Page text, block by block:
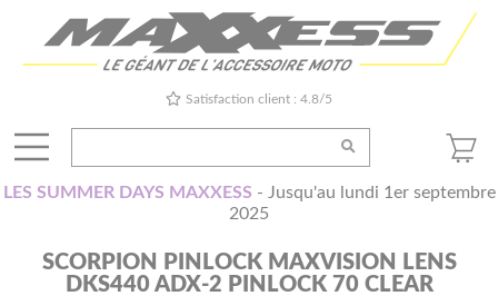
Satisfaction client : 4.8/5
LES SUMMER DAYS MAXXESS - Jusqu'au lundi 1er septembre
2025
SCORPION PINLOCK MAXVISION LENS
DKS440 ADX-2 PINLOCK 70 CLEAR